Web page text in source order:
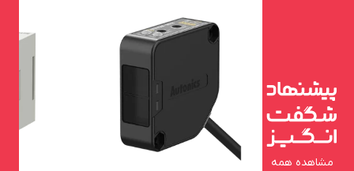
مشاهده همه